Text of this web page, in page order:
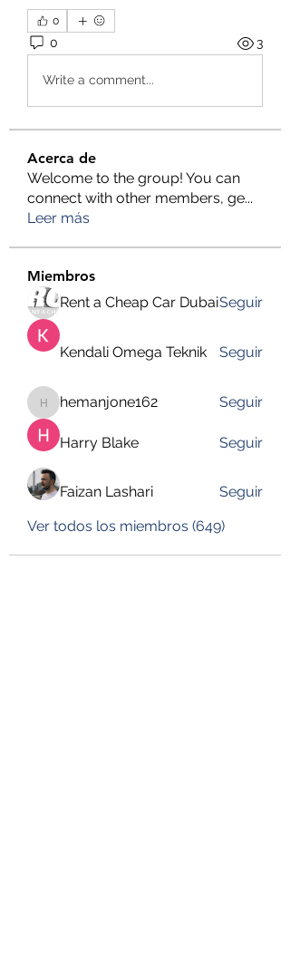
0
0 3
Write a comment...
Acerca de
Welcome to the group! You can
connect with other members, ge...
Leer más
Miembros
Rent a Cheap Car DubaiSeguir
Kendali Omega Teknik Seguir
hemanjone162
hemanjone162 Seguir
Harry Blake Seguir
Faizan Lashari
Seguir
Ver todos los miembros (649)